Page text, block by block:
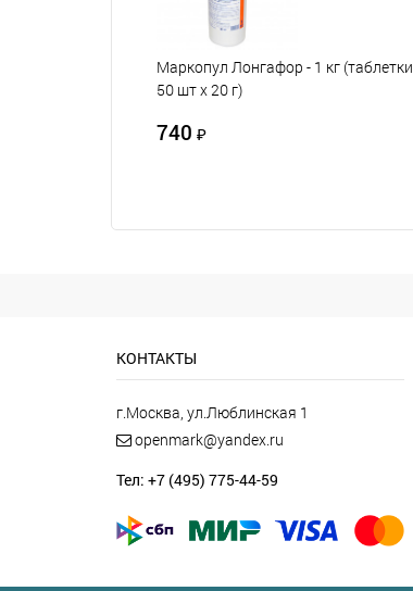
Маркопул Лонгафор - 1 кг (таблетки
50 шт х 20 г)
740 ₽
КОНТАКТЫ
г.Москва, ул.Люблинская 1
openmark@yandex.ru
Тел: +7 (495) 775-44-59